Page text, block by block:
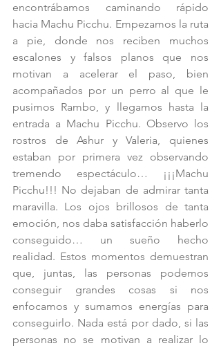
encontrábamos caminando rápido
hacia Machu Picchu. Empezamos la ruta
a pie, donde nos reciben muchos
escalones y falsos planos que nos
motivan a acelerar el paso, bien
acompañados por un perro al que le
pusimos Rambo, y llegamos hasta la
entrada a Machu Picchu. Observo los
rostros de Ashur y Valeria, quienes
estaban por primera vez observando
tremendo espectáculo… ¡¡¡Machu
Picchu!!! No dejaban de admirar tanta
maravilla. Los ojos brillosos de tanta
emoción, nos daba satisfacción haberlo
conseguido… un sueño hecho
realidad. Estos momentos demuestran
que, juntas, las personas podemos
conseguir grandes cosas si nos
enfocamos y sumamos energías para
conseguirlo. Nada está por dado, si las
personas no se motivan a realizar lo